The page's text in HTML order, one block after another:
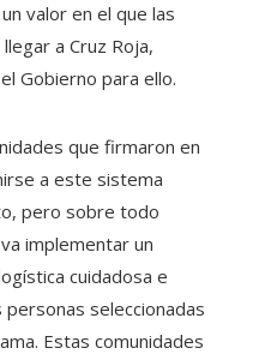
valor en el que las
a Cruz Roja,
Gobierno para ello.
que firmaron en
a este sistema
pero sobre todo
implementar un
cuidadosa e
seleccionadas
Estas comunidades